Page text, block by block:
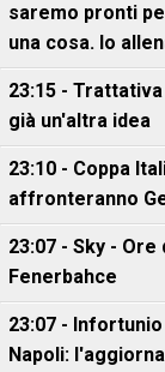
saremo pronti
una cosa. Io
23:15 -
già un'altra idea
23:10 - Coppa
affronteranno
23:07 - Sky -
Fenerbahce
23:07 -
Napoli: